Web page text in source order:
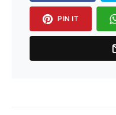
PIN IT